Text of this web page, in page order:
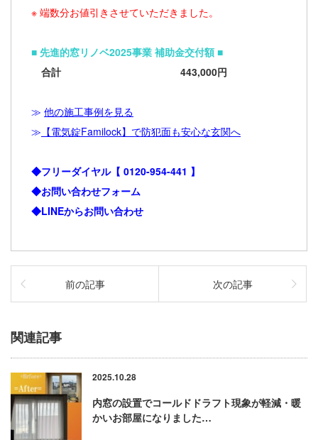
※ 端数分お値引きさせていただきました。
■ 先進的窓リノベ2025事業 補助金交付額 ■
合計 443,000円
≫ 他の施工事例を見る
≫ 【電気錠Familock】で防犯面も安心な玄関へ
◆フリーダイヤル【 0120-954-441 】
◆お問い合わせフォーム
◆LINEからお問い合わせ
前の記事 次の記事
関連記事
2025.10.28
内窓の設置でコールドドラフト現象が軽減・暖
かいお部屋になりました…